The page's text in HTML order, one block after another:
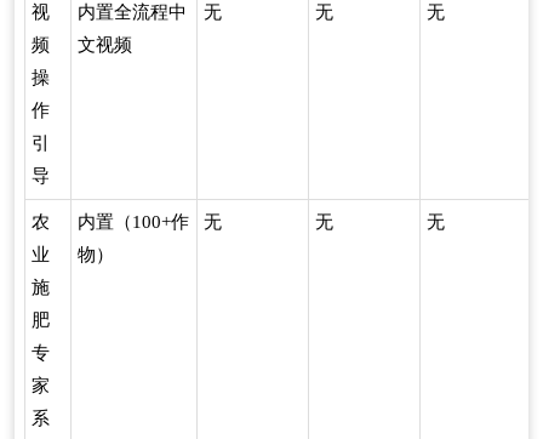
视
频
操
作
引
导
内置全流程中
文视频
无 无 无
农
业
施
肥
专
家
系
内置（100+作
物）
无 无 无